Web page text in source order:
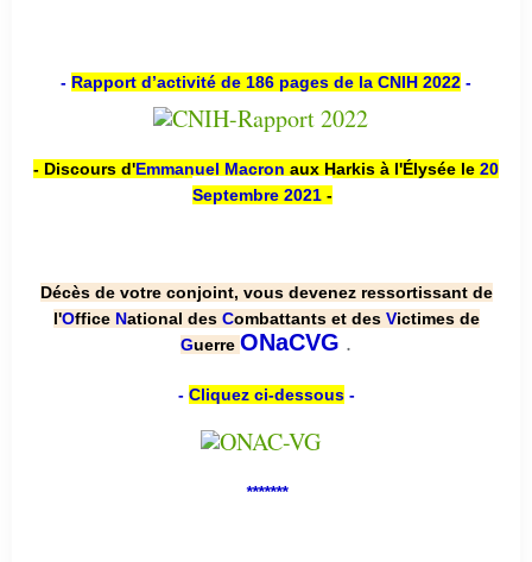
- Rapport d’activité de 186 pages de la CNIH 2022 -
- Discours d'Emmanuel Macron aux Harkis à l'Élysée le 20
Septembre 2021 -
Décès de votre conjoint, vous devenez ressortissant de
l'Office National des Combattants et des Victimes de
Guerre ONaCVG .
- Cliquez ci-dessous-
*******